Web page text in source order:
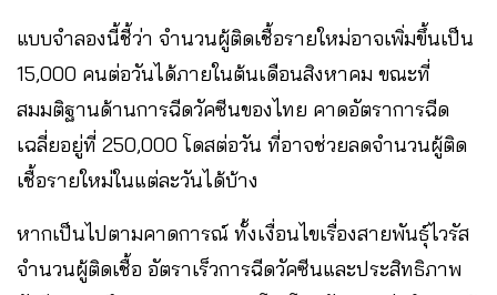
แบบจำลองนี้ชี้ว่า จำนวนผู้ติดเชื้อรายใหม่อาจเพิ่มขึ้นเป็น
15,000 คนต่อวันได้ภายในต้นเดือนสิงหาคม ขณะที่
สมมติฐานด้านการฉีดวัคซีนของไทย คาดอัตราการฉีด
เฉลี่ยอยู่ที่ 250,000 โดสต่อวัน ที่อาจช่วยลดจำนวนผู้ติด
เชื้อรายใหม่ในแต่ละวันได้บ้าง
หากเป็นไปตามคาดการณ์ ทั้งเงื่อนไขเรื่องสายพันธุ์ไวรัส
จำนวนผู้ติดเชื้อ อัตราเร็วการฉีดวัคซีนและประสิทธิภาพ